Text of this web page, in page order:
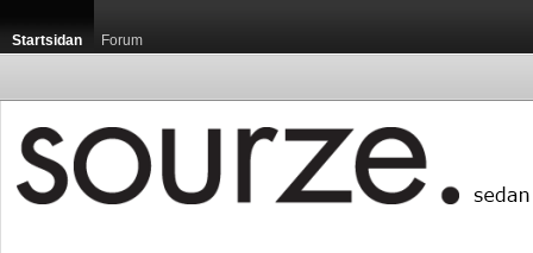
Startsidan Forum